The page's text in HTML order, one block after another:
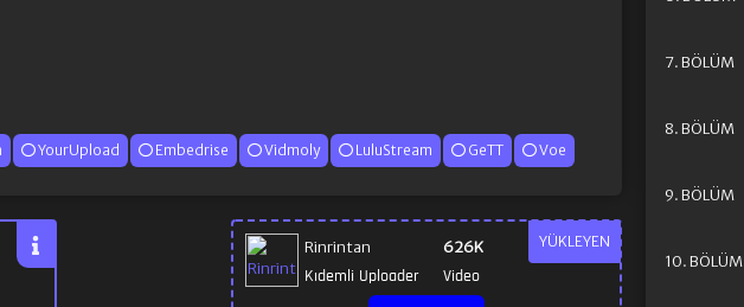
YourUpload Embedrise Vidmoly LuluStream GeTT Voe
YÜKLEYEN
Rinrintan
Kıdemli Uploader
626K
Video
7. BÖLÜM
8. BÖLÜM
9. BÖLÜM
10. BÖLÜM